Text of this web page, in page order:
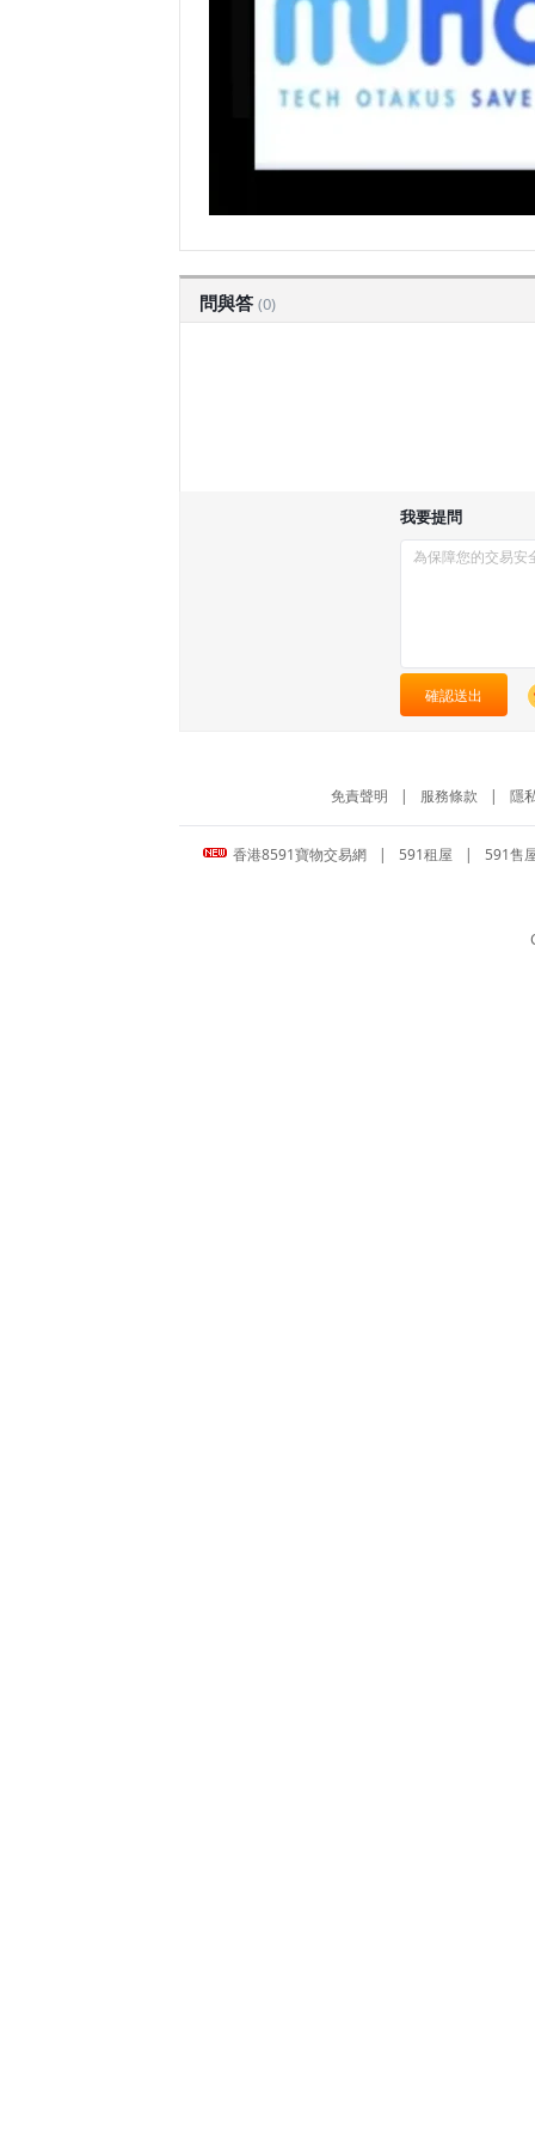
問與答 (0)
我要提問
確認送出
免責聲明 | 服務條款 | 隱
香港8591寶物交易網 | 591租屋 | 591售